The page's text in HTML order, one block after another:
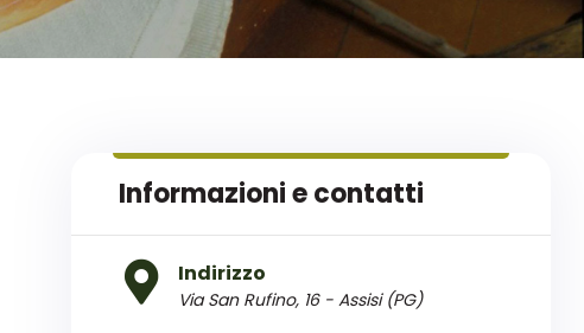
Informazioni e contatti
Indirizzo
Via San Rufino, 16 - Assisi (PG)